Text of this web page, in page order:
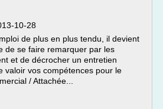
10-28
de plus en plus tendu, il devient
de se faire remarquer par les
et de décrocher un entretien
valoir vos compétences pour le
/ Attachée...